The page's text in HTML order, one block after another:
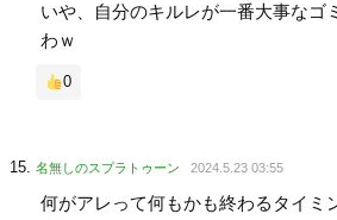
いや、自分のキルレが一番大事なゴ
わｗ
0
名無しのスプラトゥーン 2024.5.23 03:55
何がアレって何もかも終わるタイミ